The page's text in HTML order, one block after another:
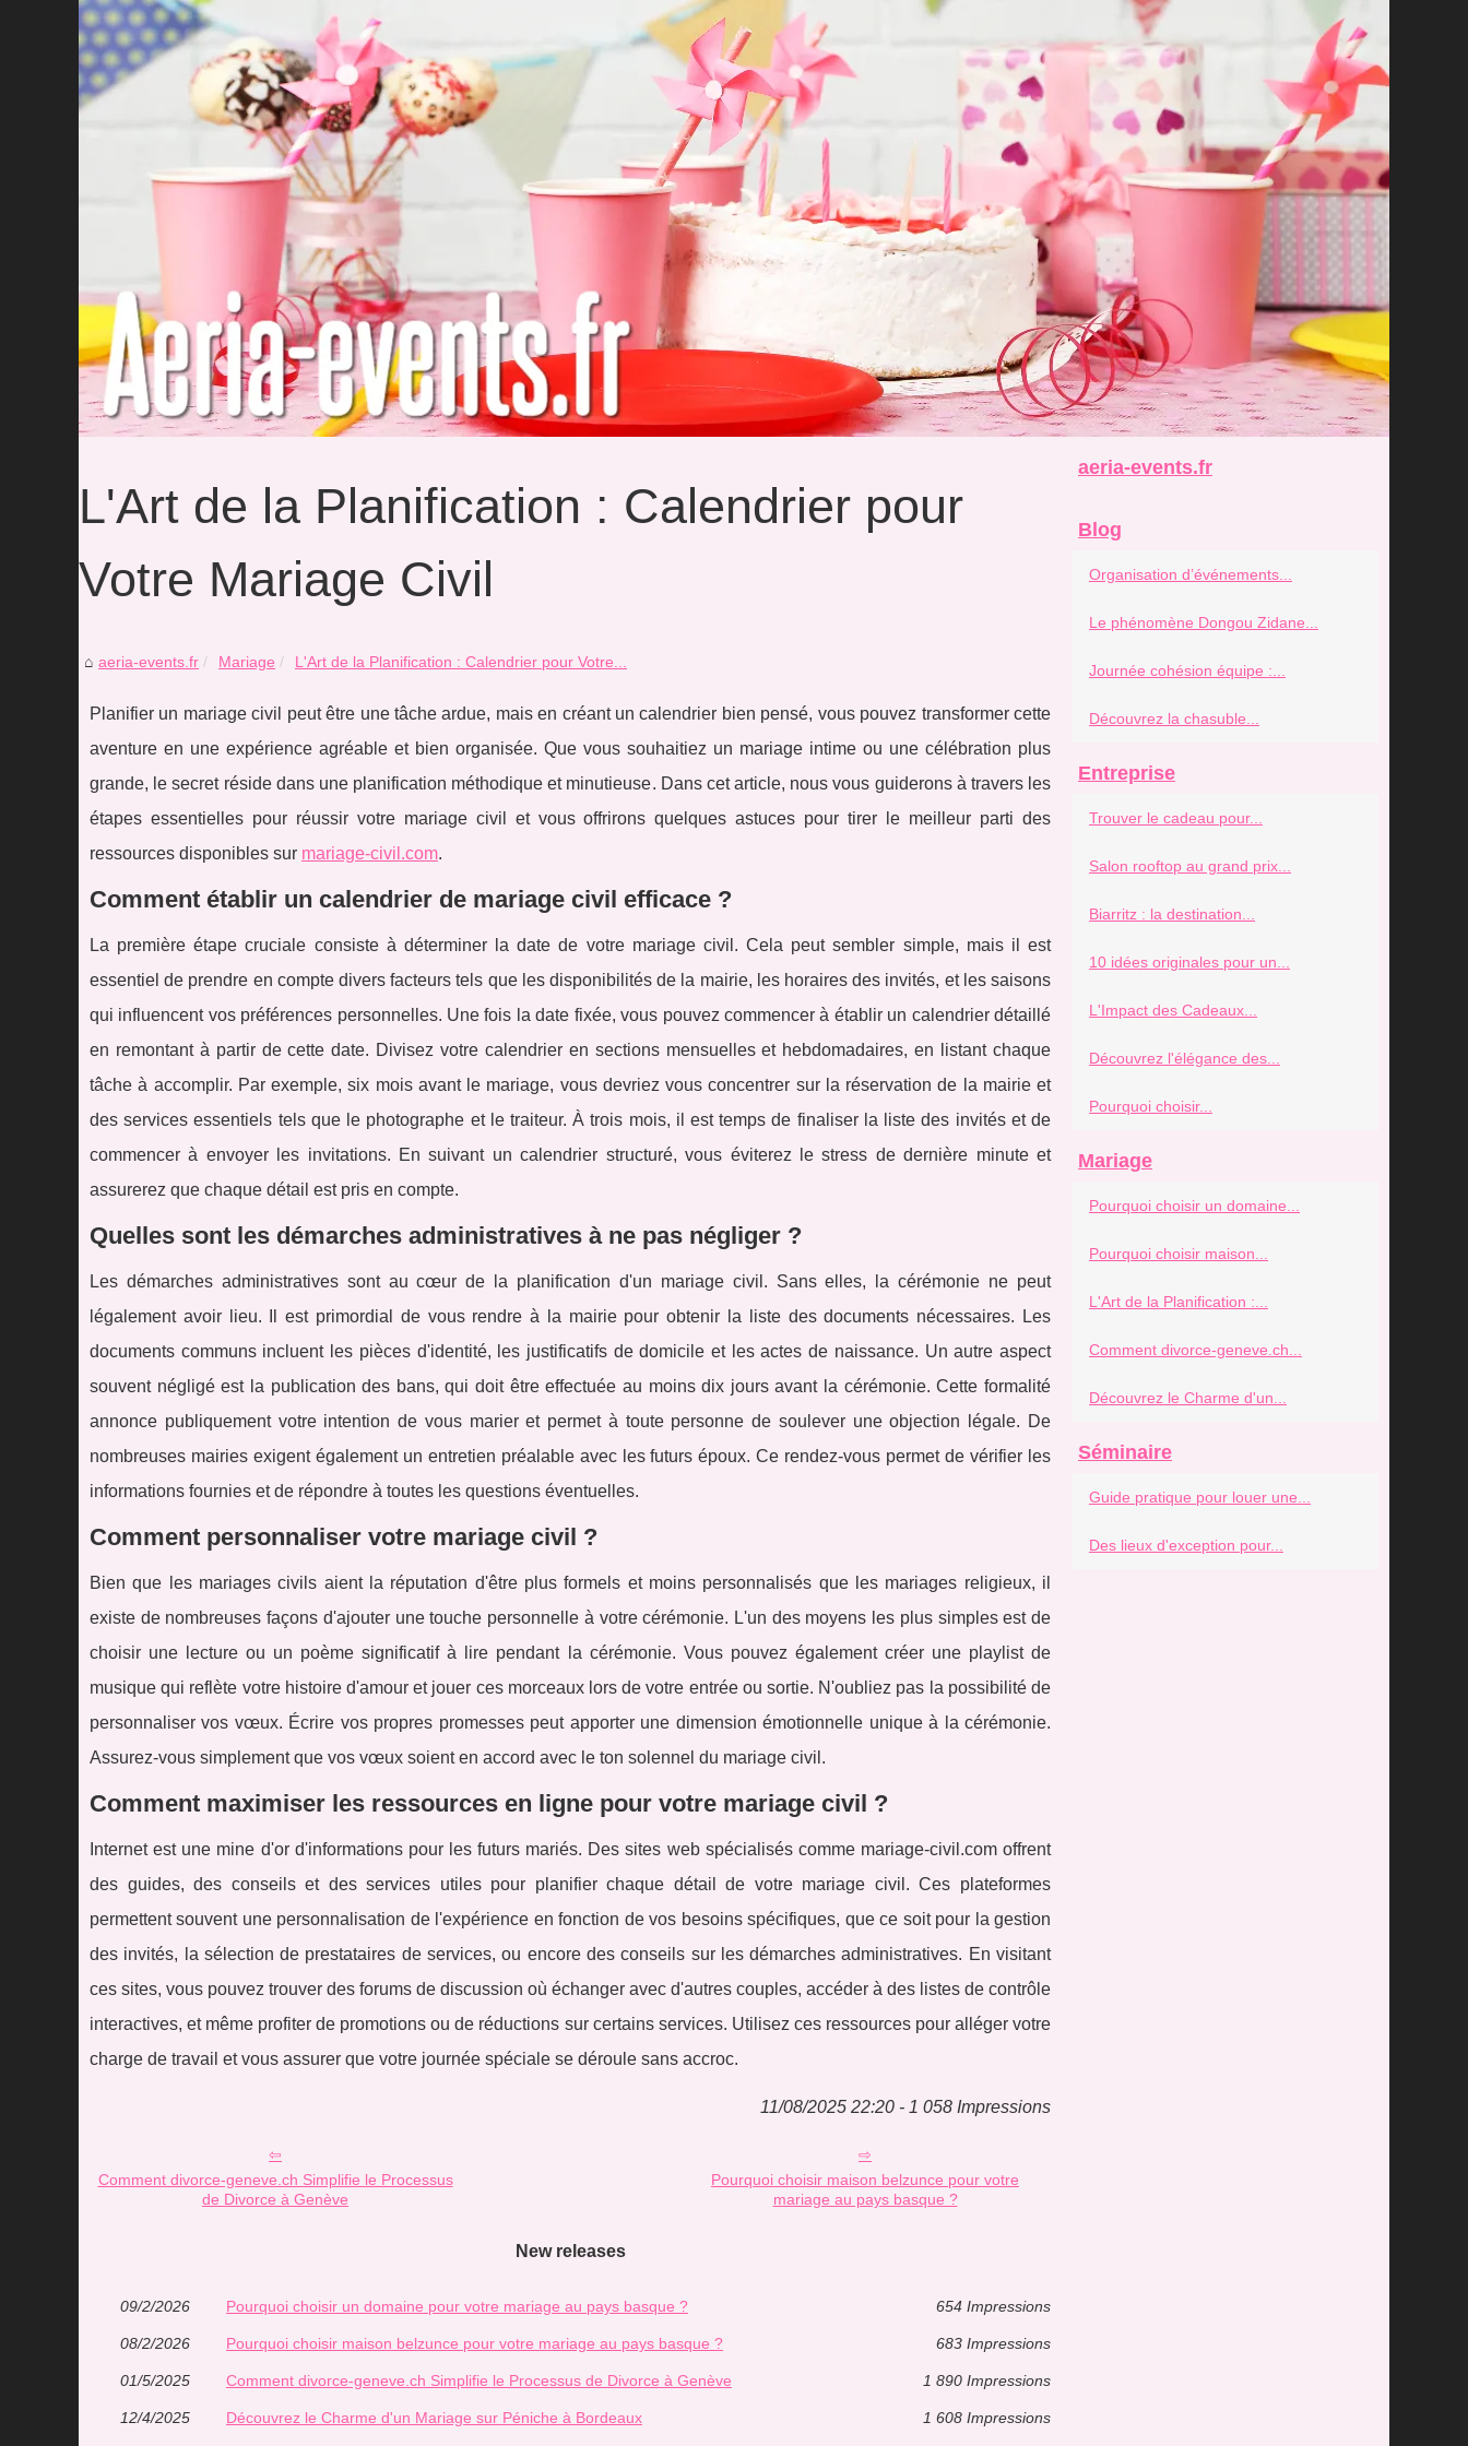
L'Art de la Planification : Calendrier pour
Votre Mariage Civil
aeria-events.fr Mariage L'Art de la Planification : Calendrier pour Votre...
Planifier un mariage civil peut être une tâche ardue, mais en créant un calendrier bien pensé, vous pouvez transformer cette
aventure en une expérience agréable et bien organisée. Que vous souhaitiez un mariage intime ou une célébration plus
grande, le secret réside dans une planification méthodique et minutieuse. Dans cet article, nous vous guiderons à travers les
étapes essentielles pour réussir votre mariage civil et vous offrirons quelques astuces pour tirer le meilleur parti des
ressources disponibles sur mariage-civil.com.
Comment établir un calendrier de mariage civil efficace ?
La première étape cruciale consiste à déterminer la date de votre mariage civil. Cela peut sembler simple, mais il est
essentiel de prendre en compte divers facteurs tels que les disponibilités de la mairie, les horaires des invités, et les saisons
qui influencent vos préférences personnelles. Une fois la date fixée, vous pouvez commencer à établir un calendrier détaillé
en remontant à partir de cette date. Divisez votre calendrier en sections mensuelles et hebdomadaires, en listant chaque
tâche à accomplir. Par exemple, six mois avant le mariage, vous devriez vous concentrer sur la réservation de la mairie et
des services essentiels tels que le photographe et le traiteur. À trois mois, il est temps de finaliser la liste des invités et de
commencer à envoyer les invitations. En suivant un calendrier structuré, vous éviterez le stress de dernière minute et
assurerez que chaque détail est pris en compte.
Quelles sont les démarches administratives à ne pas négliger ?
Les démarches administratives sont au cœur de la planification d'un mariage civil. Sans elles, la cérémonie ne peut
légalement avoir lieu. Il est primordial de vous rendre à la mairie pour obtenir la liste des documents nécessaires. Les
documents communs incluent les pièces d'identité, les justificatifs de domicile et les actes de naissance. Un autre aspect
souvent négligé est la publication des bans, qui doit être effectuée au moins dix jours avant la cérémonie. Cette formalité
annonce publiquement votre intention de vous marier et permet à toute personne de soulever une objection légale. De
nombreuses mairies exigent également un entretien préalable avec les futurs époux. Ce rendez-vous permet de vérifier les
informations fournies et de répondre à toutes les questions éventuelles.
Comment personnaliser votre mariage civil ?
Bien que les mariages civils aient la réputation d'être plus formels et moins personnalisés que les mariages religieux, il
existe de nombreuses façons d'ajouter une touche personnelle à votre cérémonie. L'un des moyens les plus simples est de
choisir une lecture ou un poème significatif à lire pendant la cérémonie. Vous pouvez également créer une playlist de
musique qui reflète votre histoire d'amour et jouer ces morceaux lors de votre entrée ou sortie. N'oubliez pas la possibilité de
personnaliser vos vœux. Écrire vos propres promesses peut apporter une dimension émotionnelle unique à la cérémonie.
Assurez-vous simplement que vos vœux soient en accord avec le ton solennel du mariage civil.
Comment maximiser les ressources en ligne pour votre mariage civil ?
Internet est une mine d'or d'informations pour les futurs mariés. Des sites web spécialisés comme mariage-civil.com offrent
des guides, des conseils et des services utiles pour planifier chaque détail de votre mariage civil. Ces plateformes
permettent souvent une personnalisation de l'expérience en fonction de vos besoins spécifiques, que ce soit pour la gestion
des invités, la sélection de prestataires de services, ou encore des conseils sur les démarches administratives. En visitant
ces sites, vous pouvez trouver des forums de discussion où échanger avec d'autres couples, accéder à des listes de contrôle
interactives, et même profiter de promotions ou de réductions sur certains services. Utilisez ces ressources pour alléger votre
charge de travail et vous assurer que votre journée spéciale se déroule sans accroc.
11/08/2025 22:20 - 1 058 Impressions
Comment divorce-geneve.ch Simplifie le Processus
de Divorce à Genève
Pourquoi choisir maison belzunce pour votre
mariage au pays basque ?
New releases
09/2/2026 Pourquoi choisir un domaine pour votre mariage au pays basque ? 654 Impressions
08/2/2026 Pourquoi choisir maison belzunce pour votre mariage au pays basque ? 683 Impressions
01/5/2025 Comment divorce-geneve.ch Simplifie le Processus de Divorce à Genève 1 890 Impressions
12/4/2025 Découvrez le Charme d'un Mariage sur Péniche à Bordeaux 1 608 Impressions
aeria-events.fr
Blog
Organisation d’événements...
Le phénomène Dongou Zidane...
Journée cohésion équipe :...
Découvrez la chasuble...
Entreprise
Trouver le cadeau pour...
Salon rooftop au grand prix...
Biarritz : la destination...
10 idées originales pour un...
L'Impact des Cadeaux...
Découvrez l'élégance des...
Pourquoi choisir...
Mariage
Pourquoi choisir un domaine...
Pourquoi choisir maison...
L'Art de la Planification :...
Comment divorce-geneve.ch...
Découvrez le Charme d'un...
Séminaire
Guide pratique pour louer une...
Des lieux d'exception pour...